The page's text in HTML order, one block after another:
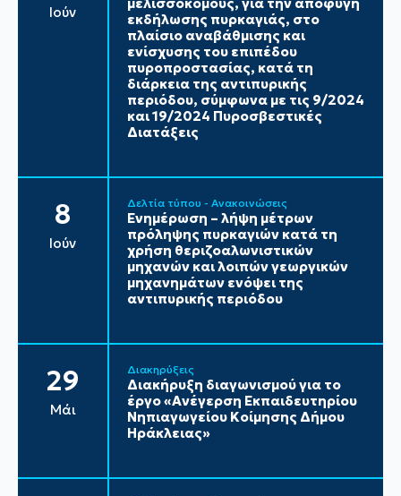
Ιούν
μελισσοκόμους, για την αποφυγή
εκδήλωσης πυρκαγιάς, στο
πλαίσιο αναβάθμισης και
ενίσχυσης του επιπέδου
πυροπροστασίας, κατά τη
διάρκεια της αντιπυρικής
περιόδου, σύμφωνα με τις 9/2024
και 19/2024 Πυροσβεστικές
Διατάξεις
8
Ιούν
Δελτία τύπου - Ανακοινώσεις
Ενημέρωση – λήψη μέτρων
πρόληψης πυρκαγιών κατά τη
χρήση θεριζοαλωνιστικών
μηχανών και λοιπών γεωργικών
μηχανημάτων ενόψει της
αντιπυρικής περιόδου
29
Μάι
Διακηρύξεις
Διακήρυξη διαγωνισμού για το
έργο «Ανέγερση Εκπαιδευτηρίου
Νηπιαγωγείου Κοίμησης Δήμου
Ηράκλειας»